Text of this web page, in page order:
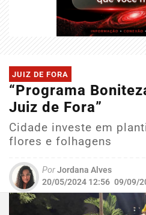
JUIZ DE FORA
“Programa
Juiz de Fora”
Cidade investe em
flores e folhagens
PorJordana Alves
20/05/2024 12:56 09/09/